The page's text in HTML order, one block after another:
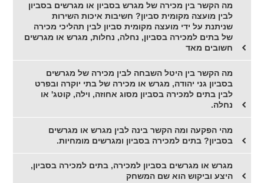
מה הקשר בין מכירה של מגרש בסביון או מגרשים בסביון
לבין מועצה מקומית סביון? חשיבות איכות השירות
שניתנת על ידי מועצה מקומית סביון לבין תהליכי מכירה
של בתים למכירה בסביון, נחלה, נחלות, מגרש או מגרשים
חשובים מאד
מה הקשר בין היטל השבחה לבין מכירה של מגרשים
בסביון גני יהודה, מגרש או מכירה של בתי יוקרה ובפרט
לבין בתים למכירה בסביון מסוג אחוזה, וילה, קוטג' או
נחלה.
מהי הפקעה ומה הקשר בינה לבין מגרש או מגרשים
בסביון? בתים למכירה בסביון ומגרשים מומחיות.
מגרש או מגרשים בסביון למכירה, בתים למכירה בסביון,
היצע וביקוש הוא שם המשחק